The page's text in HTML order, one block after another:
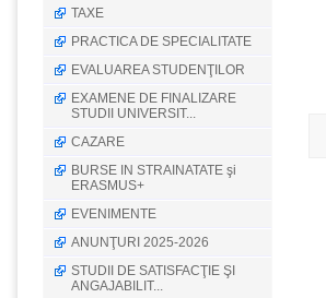
TAXE
PRACTICA DE SPECIALITATE
EVALUAREA STUDENŢILOR
EXAMENE DE FINALIZARE
STUDII UNIVERSIT...
CAZARE
BURSE IN STRAINATATE şi
ERASMUS+
EVENIMENTE
ANUNŢURI 2025-2026
STUDII DE SATISFACŢIE ŞI
ANGAJABILIT...